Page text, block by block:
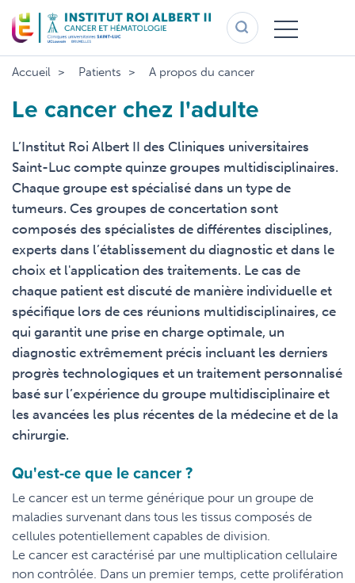
au
contenu
principal
Accueil Patients A propos du cancer
Le cancer chez l'adulte
L’Institut Roi Albert II des Cliniques universitaires
Saint-Luc compte quinze groupes multidisciplinaires.
Chaque groupe est spécialisé dans un type de
tumeurs. Ces groupes de concertation sont
composés des spécialistes de différentes disciplines,
experts dans l’établissement du diagnostic et dans le
choix et l'application des traitements. Le cas de
chaque patient est discuté de manière individuelle et
spécifique lors de ces réunions multidisciplinaires, ce
qui garantit une prise en charge optimale, un
diagnostic extrêmement précis incluant les derniers
progrès technologiques et un traitement personnalisé
basé sur l’expérience du groupe multidisciplinaire et
les avancées les plus récentes de la médecine et de la
chirurgie.
Qu'est-ce que le cancer ?
Le cancer est un terme générique pour un groupe de
maladies survenant dans tous les tissus composés de
cellules potentiellement capables de division.
Le cancer est caractérisé par une multiplication cellulaire
non contrôlée. Dans un premier temps, cette prolifération